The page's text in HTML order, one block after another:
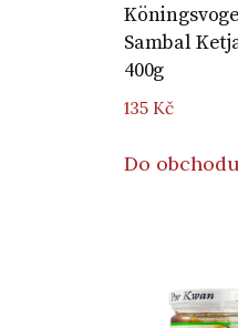
Sambal
400g
135 Kč
Do obchodu